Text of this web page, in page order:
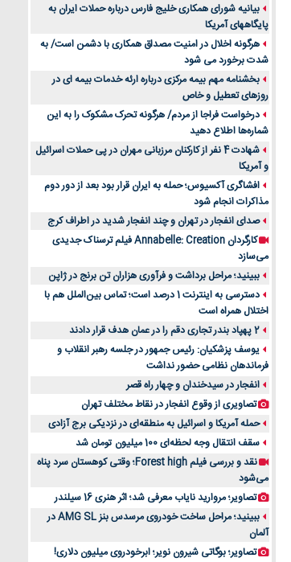
بیانیه شورای همکاری خلیج فارس درباره حملات ایران به
پایگاههای آمریکا
هرگونه اخلال در امنیت مصداق همکاری با دشمن است/ به
شدت برخورد می شود
بخشنامه مهم بیمه مرکزی درباره ارئه خدمات بیمه ای در
روزهای تعطیل و خاص
درخواست فراجا از مردم/ هرگونه تحرک مشکوک را به این
شماره‌ها اطلاع دهید
شهادت 4 نفر از کارکنان مرزبانی مهران در پی حملات اسرائیل
و آمریکا
افشاگری آکسیوس؛ حمله به ایران قرار بود بعد از دور دوم
مذاکرات انجام شود
صدای انفجار در تهران و چند انفجار شدید در اطراف کرج
کارگردان Annabelle: Creation فیلم ترسناک جدیدی
می‌سازد
ببینید؛ مراحل برداشت و فرآوری هزاران تن برنج در ژاپن
دسترسی به اینترنت 1 درصد است؛ تماس بین‌الملل هم با
اختلال همراه است
2 پهپاد بندر تجاری دقم را در عمان هدف قرار دادند
یوسف پزشکیان: رئیس جمهور در جلسه رهبر انقلاب و
فرماندهان نظامی حضور نداشت
انفجار در سیدخندان و چهار راه قصر
تصاویری از وقوع انفجار در نقاط مختلف تهران
حمله آمریکا و اسرائیل به منطقه‌ای در نزدیکی برج آزادی
سقف انتقال وجه لحظه‌ای 100 میلیون تومان شد
نقد و بررسی فیلم Forest high؛ وقتی کوهستان سرد پناه
می‌شود
تصاویر؛ مروارید نایاب معرفی شد؛ اثر هنری 16 سیلندر
ببینید؛ مراحل ساخت خودروی مرسدس بنز AMG SL در
آلمان
تصاویر؛ بوگاتی شیرون نویر؛ ابرخودروی میلیون دلاری!